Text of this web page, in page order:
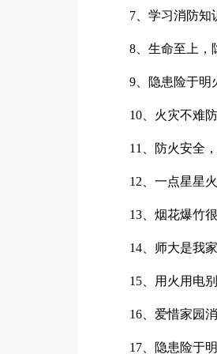
7、学习消防知
8、生命至上，
9、隐患险于明
10、火灾不难
11、防火安全
12、一点星星
13、烟花爆竹
14、师大是我
15、用火用电
16、爱惜家园
17、隐患险于